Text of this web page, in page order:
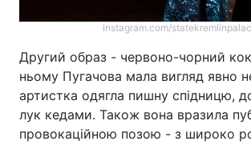
instagram.com/
Другий образ - червоно-чорний
ньому Пугачова мала вигляд явно
артистка одягла пишну спідницю,
лук кедами. Також вона вразила
провокаційною позою - з широко